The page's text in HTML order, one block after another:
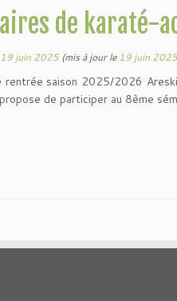
de karaté-
19 juin 2025(mis à jour le 19 juin 2025
rentrée saison 2025/2026
de participer au 8ème